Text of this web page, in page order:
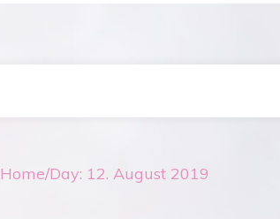
Home/Day: 12. August 2019